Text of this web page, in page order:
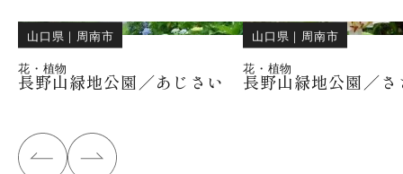
山口県 ｜ 周南市
花・植物
長野山緑地公園／あじさい
山口県 ｜ 周南市
花・植物
長野山緑地公園／さ